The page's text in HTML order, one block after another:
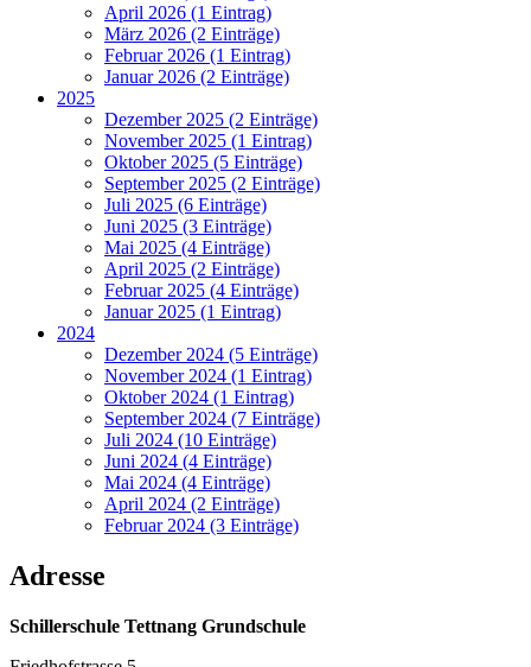
April 2026 (1 Eintrag)
März 2026 (2 Einträge)
Februar 2026 (1 Eintrag)
Januar 2026 (2 Einträge)
2025
Dezember 2025 (2 Einträge)
November 2025 (1 Eintrag)
Oktober 2025 (5 Einträge)
September 2025 (2 Einträge)
Juli 2025 (6 Einträge)
Juni 2025 (3 Einträge)
Mai 2025 (4 Einträge)
April 2025 (2 Einträge)
Februar 2025 (4 Einträge)
Januar 2025 (1 Eintrag)
2024
Dezember 2024 (5 Einträge)
November 2024 (1 Eintrag)
Oktober 2024 (1 Eintrag)
September 2024 (7 Einträge)
Juli 2024 (10 Einträge)
Juni 2024 (4 Einträge)
Mai 2024 (4 Einträge)
April 2024 (2 Einträge)
Februar 2024 (3 Einträge)
Adresse
Schillerschule Tettnang Grundschule